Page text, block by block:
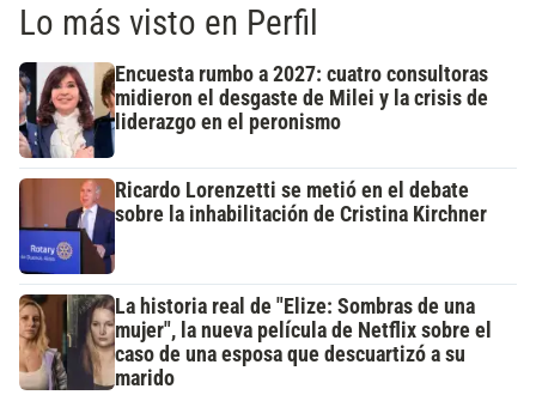
Lo más visto en Perfil
Encuesta rumbo a 2027: cuatro consultoras
midieron el desgaste de Milei y la crisis de
liderazgo en el peronismo
Ricardo Lorenzetti se metió en el debate
sobre la inhabilitación de Cristina Kirchner
La historia real de "Elize: Sombras de una
mujer", la nueva película de Netflix sobre el
caso de una esposa que descuartizó a su
marido